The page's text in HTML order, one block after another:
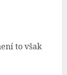
to však